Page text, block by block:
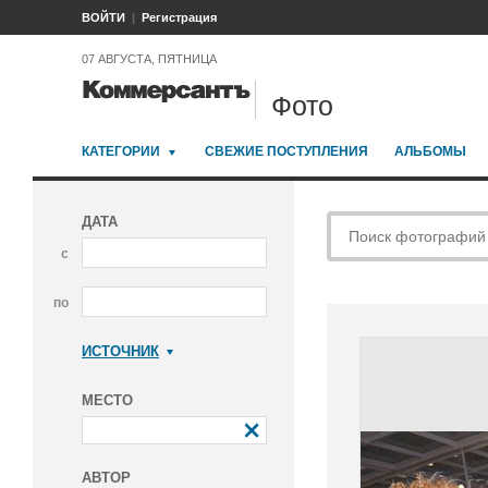
ВОЙТИ Регистрация
07 АВГУСТА, ПЯТНИЦА
Фото
КАТЕГОРИИ СВЕЖИЕ ПОСТУПЛЕНИЯ АЛЬБОМЫ
ДАТА
с
по
ИСТОЧНИК
МЕСТО
АВТОР